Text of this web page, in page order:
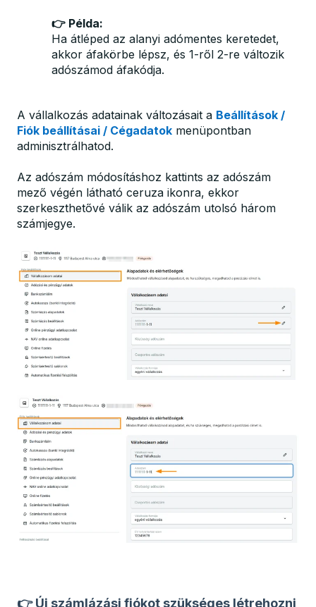
👉 Példa:
Ha átléped az alanyi adómentes keretedet,
akkor áfakörbe lépsz, és 1-ről 2-re változik
adószámod áfakódja.
A vállalkozás adatainak változásait a Beállítások /
Fiók beállításai / Cégadatok menüpontban
adminisztrálhatod.
Az adószám módosításhoz kattints az adószám
mező végén látható ceruza ikonra, ekkor
szerkeszthetővé válik az adószám utolsó három
számjegye.
👉 Új számlázási fiókot szükséges létrehozni